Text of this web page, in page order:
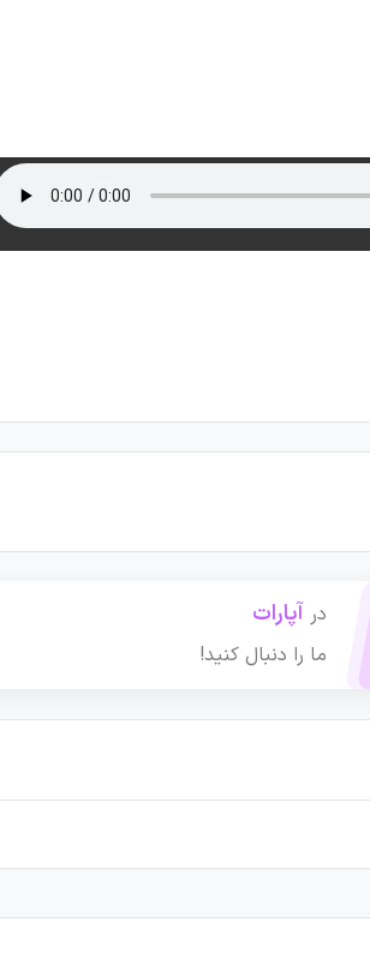
در آپارات
ما را دنبال کنید!